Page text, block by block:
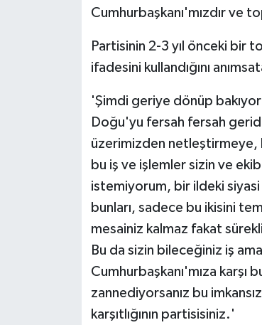
Cumhurbaşkanı'mızdır ve
Partisinin 2-3 yıl önceki bir
ifadesini kullandığını
'Şimdi geriye dönüp
Doğu'yu fersah fersah geride
üzerimizden netleştirmeye,
bu iş ve işlemler sizin ve
istemiyorum, bir ildeki siyasi
bunları, sadece bu ikisini
mesainiz kalmaz fakat
Bu da sizin bileceğiniz iş
Cumhurbaşkanı'mıza
zannediyorsanız bu
karşıtlığının partisisiniz.'